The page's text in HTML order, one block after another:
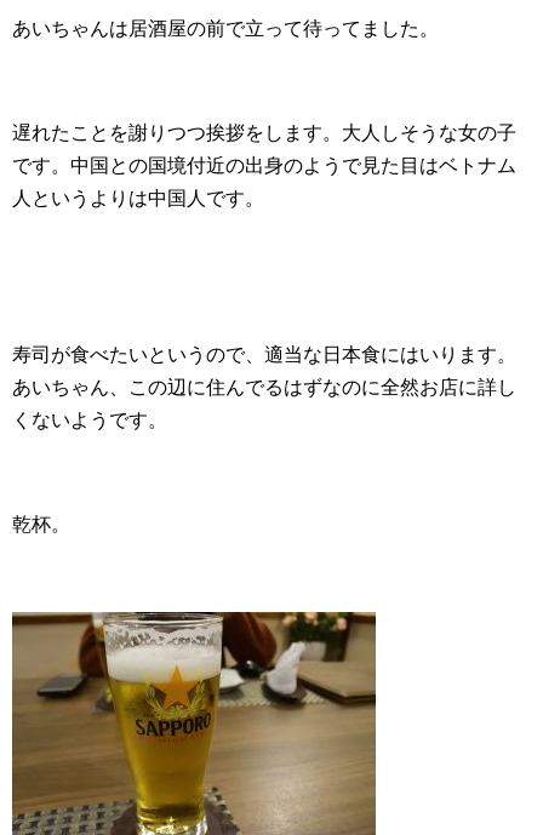
あいちゃんは居酒屋の前で立って待ってました。
遅れたことを謝りつつ挨拶をします。大人しそうな女の子
です。中国との国境付近の出身のようで見た目はベトナム
人というよりは中国人です。
寿司が食べたいというので、適当な日本食にはいります。
あいちゃん、この辺に住んでるはずなのに全然お店に詳し
くないようです。
乾杯。